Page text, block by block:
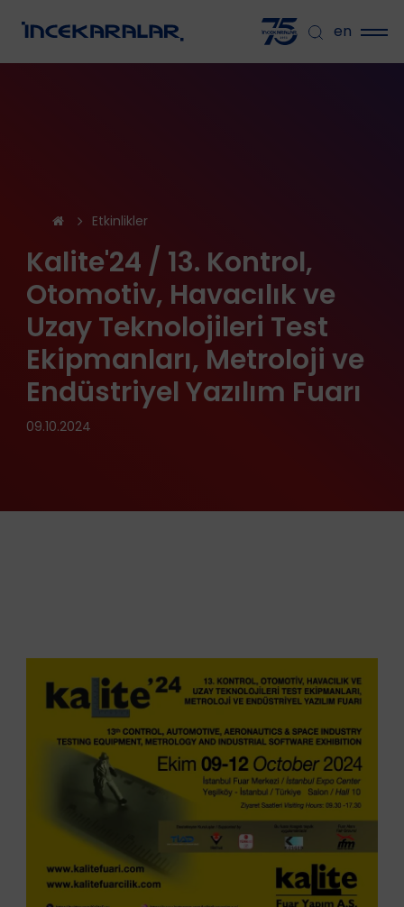
en
Etkinlikler
Kalite'24 / 13. Kontrol,
Otomotiv, Havacılık ve
Uzay Teknolojileri Test
Ekipmanları, Metroloji ve
Endüstriyel Yazılım Fuarı
09.10.2024